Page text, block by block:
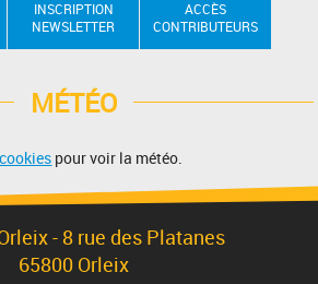
INSCRIPTION
NEWSLETTER
ACCÈS
CONTRIBUTEURS
MÉTÉO
pour voir la météo.
- 8 rue des Platanes
65800 Orleix